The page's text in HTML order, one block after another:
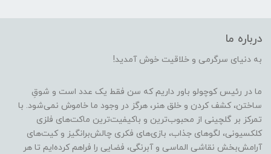
درباره ما
به دنیای سرگرمی و خلاقیت خوش آمدید!
ما در رئیس کوچولو باور داریم که سن فقط یک عدد است و شوقِ
ساختن، کشف کردن و خلق هنر، هرگز در وجود ما خاموش نمی‌شود. با
تمرکز بر گلچینی از محبوب‌ترین و باکیفیت‌ترین ماکت‌های فلزی
کلکسیونی، لگوهای جذاب، بازی‌های فکری چالش‌برانگیز و کیت‌های
آرامش‌بخش نقاشی الماسی و آبرنگی، فضایی را فراهم کرده‌ایم تا هر